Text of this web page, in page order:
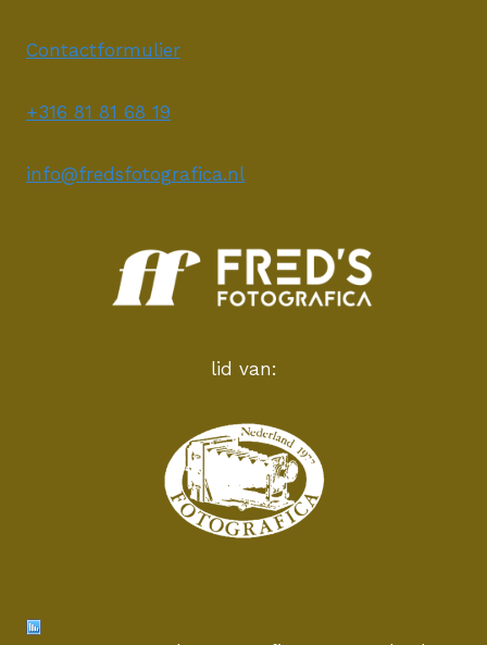
Contactformulier
+316 81 81 68 19
info@fredsfotografica.nl
lid van: